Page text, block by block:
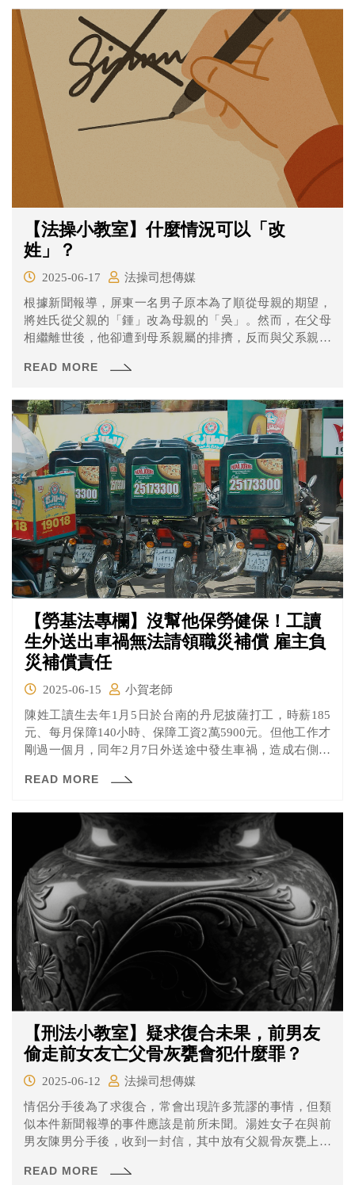
【法操小教室】什麼情況可以「改
姓」？
2025-06-17
法操司想傳媒
根據新聞報導，屏東一名男子原本為了順從母親的期望，
將姓氏從父親的「鍾」改為母親的「吳」。然而，在父母
相繼離世後，他卻遭到母系親屬的排擠，反而與父系親屬
聲請改回父姓。
READ MORE
【勞基法專欄】沒幫他保勞健保！工讀
生外送出車禍無法請領職災補償 雇主負
災補償責任
2025-06-15
小賀老師
陳姓工讀生去年1月5日於台南的丹尼披薩打工，時薪185
元、每月保障140小時、保障工資2萬5900元。但他工作才
剛過一個月，同年2月7日外送途中發生車禍，造成右側脛
個月，僱傭關係在同年的5月7日終止。黃姓老闆包了5,000
知老闆沒有替他保勞、健保，導致他無法請領職災補償，
雖然黃老闆強調，自己不是車禍的加害人，但台南地院認
為，雇主依法要負擔職災補償責任，判賠22萬元及補提勞
退金，全案定讞。
READ MORE
【刑法小教室】疑求復合未果，前男友
偷走前女友亡父骨灰甕會犯什麼罪？
2025-06-12
法操司想傳媒
情侶分手後為了求復合，常會出現許多荒謬的事情，但類
似本件新聞報導的事件應該是前所未聞。湯姓女子在與前
男友陳男分手後，收到一封信，其中放有父親骨灰甕上的
案，並通報父親骨灰安奉的國軍公墓，一查赫見父親靈骨
READ MORE